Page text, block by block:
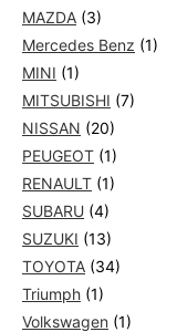
MAZDA (3)
Mercedes Benz (1)
MINI (1)
MITSUBISHI (7)
NISSAN (20)
PEUGEOT (1)
RENAULT (1)
SUBARU (4)
SUZUKI (13)
TOYOTA (34)
Triumph (1)
Volkswagen (1)